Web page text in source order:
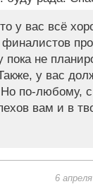
у вас всё
не
у вас
Но по-любому,
вам и в
6